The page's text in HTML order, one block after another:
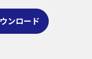
ンロード